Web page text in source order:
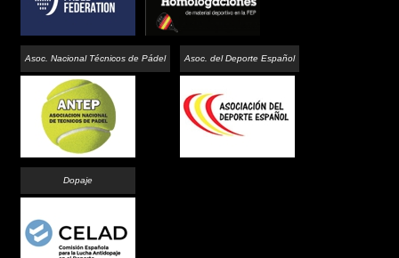
Asoc. Nacional Técnicos de Pádel Asoc. del Deporte Español
Dopaje